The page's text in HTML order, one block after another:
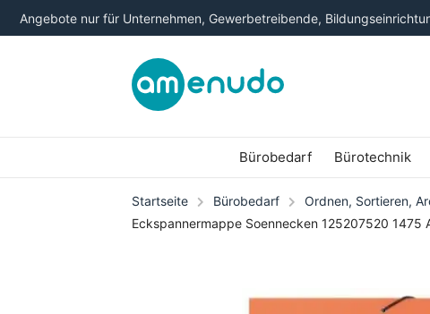
Angebote nur für Unternehmen, Gewerbetreibende,
Bürobedarf Bürotechnik
Startseite Bürobedarf Ordnen, Sortieren,
Eckspannermappe Soennecken 125207520